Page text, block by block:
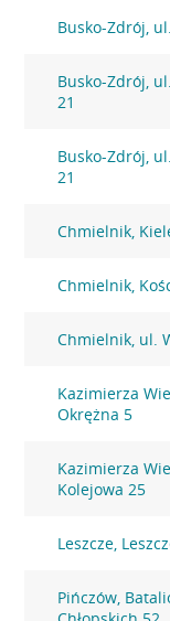
Busko-Zdrój,
Busko-Zdrój,
21
Busko-Zdrój,
21
Chmielnik,
Chmielnik,
Chmielnik, ul.
Kazimierza
Okrężna 5
Kazimierza
Kolejowa 25
Leszcze,
Pińczów,